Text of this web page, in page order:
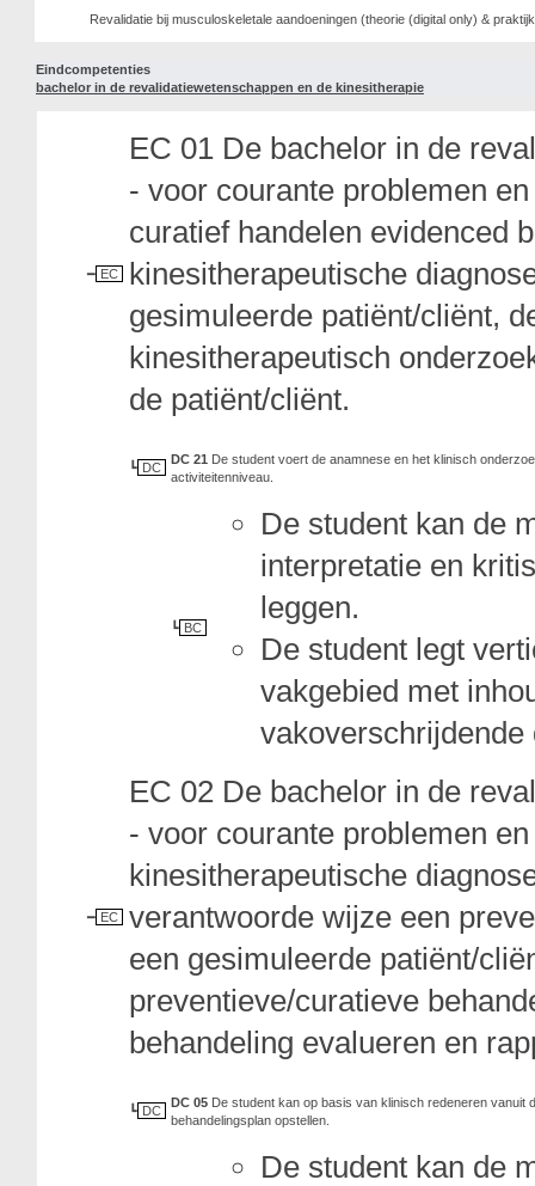
Revalidatie bij musculoskeletale aandoeningen (theorie (digital only) &
Eindcompetenties
bachelor in de revalidatiewetenschappen en de kinesitherapie
EC
EC 01 De bachelor in de
- voor courante problemen
curatief handelen evidenced
kinesitherapeutische
gesimuleerde patiënt/cliënt,
kinesitherapeutisch
de patiënt/cliënt.
DC
DC 21 De student voert de anamnese en het klinisch
activiteitenniveau.
BC
De student kan de
interpretatie en
leggen.
De student legt
vakgebied met
vakoverschrijdende
EC
EC 02 De bachelor in de
- voor courante problemen
kinesitherapeutische
verantwoorde wijze een
een gesimuleerde patiënt/
preventieve/curatieve
behandeling evalueren en
DC
DC 05 De student kan op basis van klinisch redeneren
behandelingsplan opstellen.
De student kan de